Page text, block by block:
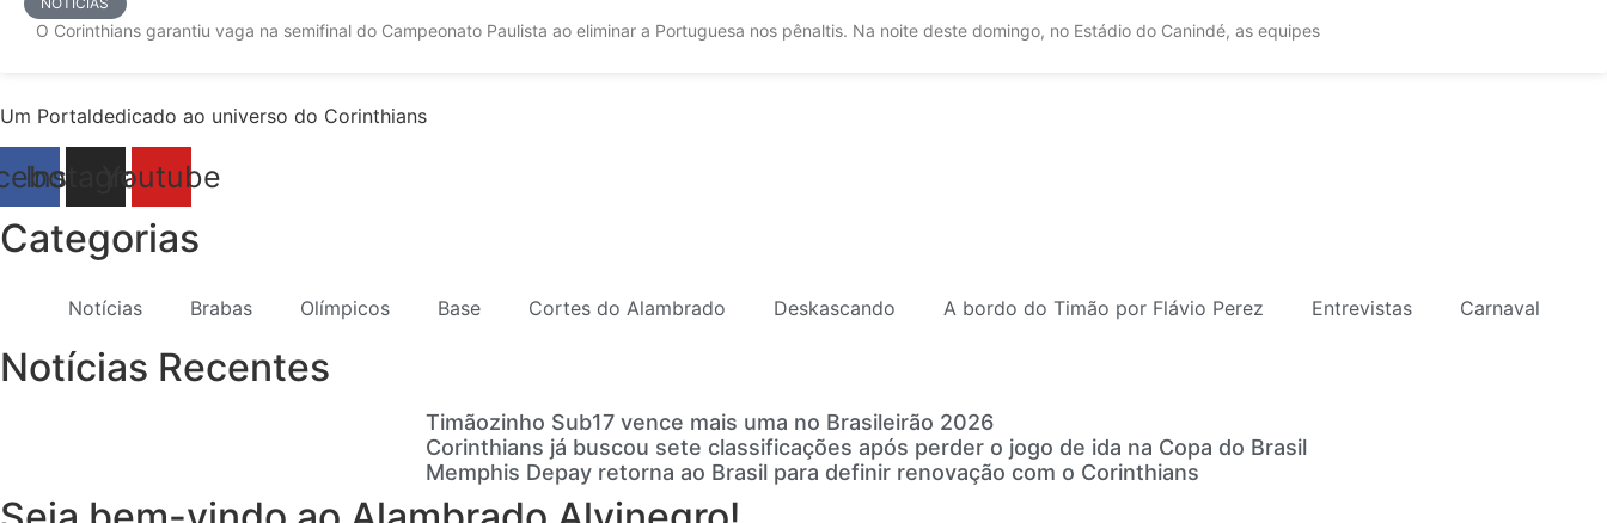
O Corinthians garantiu vaga na semifinal do Campeonato Paulista ao eliminar a Portuguesa nos pênaltis. Na noite deste domingo, no Estádio do Canindé, as equipes
Um Portaldedicado ao universo do Corinthians
InstagramYoutube
Categorias
Notícias Brabas Olímpicos Base Cortes do Alambrado Deskascando A bordo do Timão por Flávio Perez Entrevistas Carnaval
Notícias Recentes
Timãozinho Sub17 vence mais uma no Brasileirão 2026
Corinthians já buscou sete classificações após perder o jogo de ida na Copa do Brasil
Memphis Depay retorna ao Brasil para definir renovação com o Corinthians